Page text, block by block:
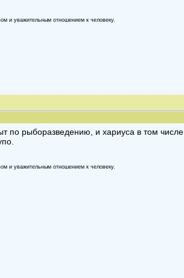
и yвaжительным oтнoшением к челoвекy.
по рыборазведению, и хариуса в том числе.
и yвaжительным oтнoшением к челoвекy.